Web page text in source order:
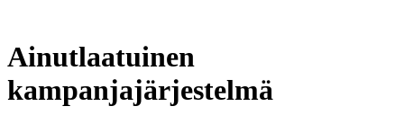
Ainutlaatuinen
kampanjajärjestelmä